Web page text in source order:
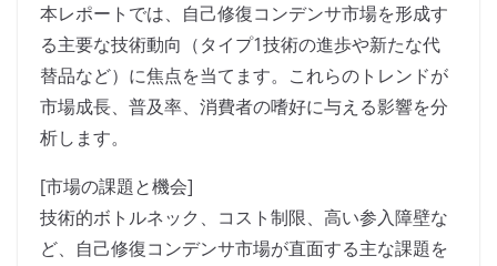
本レポートでは、自己修復コンデンサ市場を形成す
る主要な技術動向（タイプ1技術の進歩や新たな代
替品など）に焦点を当てます。これらのトレンドが
市場成長、普及率、消費者の嗜好に与える影響を分
析します。
[市場の課題と機会]
技術的ボトルネック、コスト制限、高い参入障壁な
ど、自己修復コンデンサ市場が直面する主な課題を